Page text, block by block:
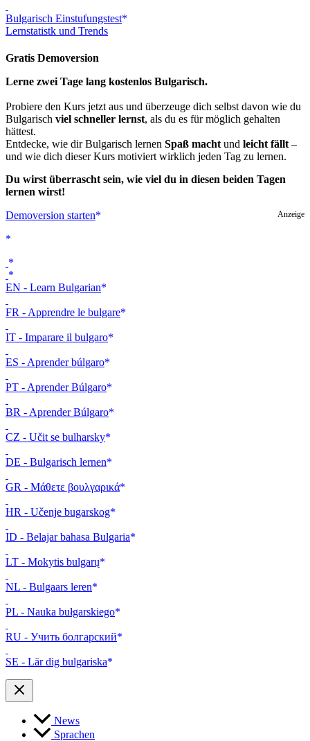
Bulgarisch Einstufungstest
Lernstatistk und Trends
Gratis Demoversion
Lerne zwei Tage lang kostenlos Bulgarisch.
Probiere den Kurs jetzt aus und überzeuge dich selbst davon wie du
Bulgarisch viel schneller lernst, als du es für möglich gehalten
hättest.
Entdecke, wie dir Bulgarisch lernen Spaß macht und leicht fällt –
und wie dich dieser Kurs motiviert wirklich jeden Tag zu lernen.
Du wirst überrascht sein, wie viel du in diesen beiden Tagen
lernen wirst!
Anzeige
Demoversion starten
EN - Learn Bulgarian
FR - Apprendre le bulgare
IT - Imparare il bulgaro
ES - Aprender búlgaro
PT - Aprender Búlgaro
BR - Aprender Búlgaro
CZ - Učit se bulharsky
DE - Bulgarisch lernen
GR - Μάθετε βουλγαρικά
HR - Učenje bugarskog
ID - Belajar bahasa Bulgaria
LT - Mokytis bulgarų
NL - Bulgaars leren
PL - Nauka bułgarskiego
RU - Учить болгарский
SE - Lär dig bulgariska
News
Sprachen